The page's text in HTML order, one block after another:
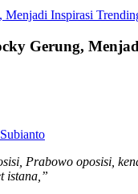
Gerung,
Prabowo oposisi,
istana,”